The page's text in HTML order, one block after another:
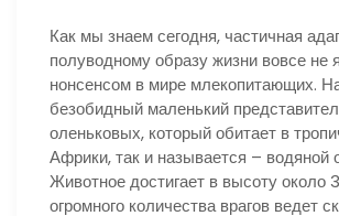
Как мы знаем сегодня, частичная
полуводному образу жизни вовсе не
нонсенсом в мире млекопитающих.
безобидный маленький
оленьковых, который обитает в
Африки, так и называется – водяной
Животное достигает в высоту около
огромного количества врагов ведет